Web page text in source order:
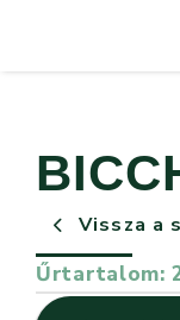
Vissza a
Űrtartalom: